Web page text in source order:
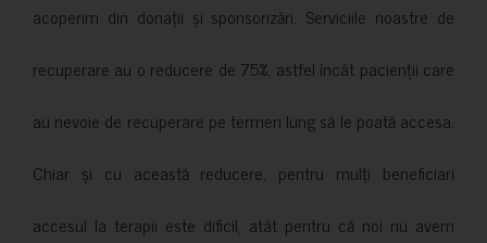
acoperim din donații și sponsorizări. Serviciile noastre de
recuperare au o reducere de 75%, astfel încât pacienții care
au nevoie de recuperare pe termen lung să le poată accesa.
Chiar și cu această reducere, pentru mulți beneficiari
accesul la terapii este dificil, atât pentru că noi nu avem